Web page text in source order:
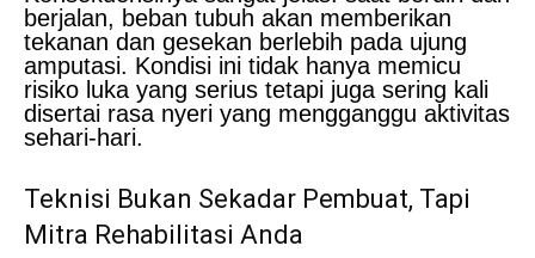
berjalan, beban tubuh akan memberikan
tekanan dan gesekan berlebih pada ujung
amputasi. Kondisi ini tidak hanya memicu
risiko luka yang serius tetapi juga sering kali
disertai rasa nyeri yang mengganggu aktivitas
sehari-hari.
Teknisi Bukan Sekadar Pembuat, Tapi
Mitra Rehabilitasi Anda